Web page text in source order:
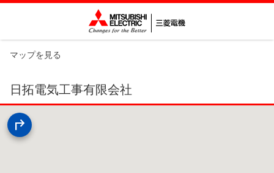
マップを見る
日拓電気工事有限会社